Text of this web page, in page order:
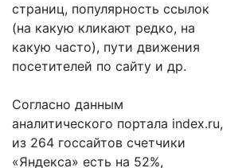
страниц, популярность ссылок
(на какую кликают редко, на
какую часто), пути движения
посетителей по сайту и др.
Согласно данным
аналитического портала index.ru,
из 264 госсайтов счетчики
«Яндекса» есть на 52%,